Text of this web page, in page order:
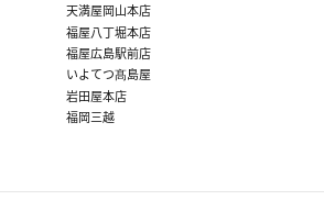
天満屋岡山本店
福屋八丁堀本店
福屋広島駅前店
いよてつ髙島屋
岩田屋本店
福岡三越